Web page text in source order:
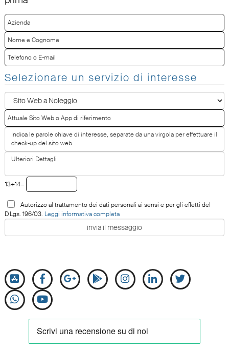
Selezionare un servizio di interesse
13+14=
Autorizzo al trattamento dei dati personali ai sensi e per gli effetti del
D.Lgs. 196/03. Leggi informativa completa